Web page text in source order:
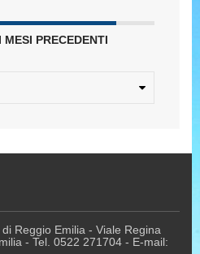
PRECEDENTI
Reggio Emilia - Viale Regina
- Tel. 0522 271704 - E-mail: